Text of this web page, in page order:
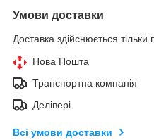
Умови доставки
Доставка здійснюється тільки
Нова Пошта
Транспортна компанія
Делівері
Всі умови доставки